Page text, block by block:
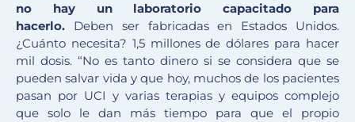
no hay un laboratorio capacitado para
hacerlo. Deben ser fabricadas en Estados Unidos.
¿Cuánto necesita? 1,5 millones de dólares para hacer
mil dosis. “No es tanto dinero si se considera que se
pueden salvar vida y que hoy, muchos de los pacientes
pasan por UCI y varias terapias y equipos complejo
que solo le dan más tiempo para que el propio